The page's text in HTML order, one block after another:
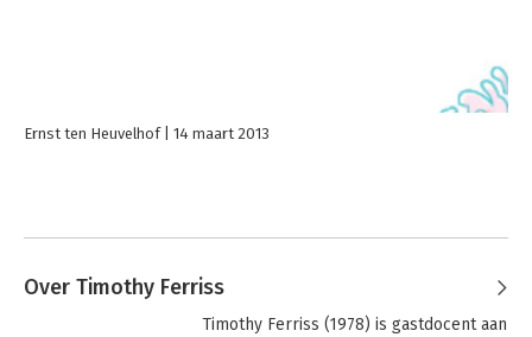
Ernst ten Heuvelhof 14 maart 2013
Over Timothy Ferriss
Timothy Ferriss (1978) is gastdocent aan